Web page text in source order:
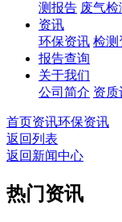
测报告 废气
资讯
环保资讯 检测
报告查询
关于我们
公司简介 资质
首页资讯环保资讯
返回列表
返回新闻中心
热门资讯